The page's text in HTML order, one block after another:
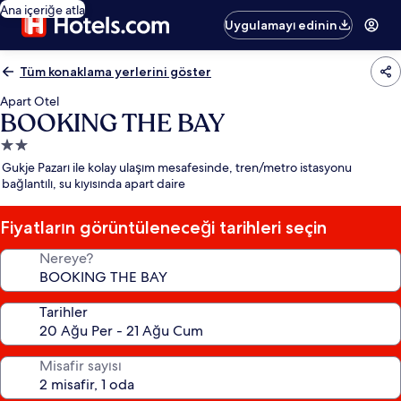
Ana içeriğe atla
Uygulamayı edinin
Tüm konaklama yerlerini göster
Apart Otel
BOOKING THE BAY
2.0
yıldızlı
konaklama
yeri
Gukje Pazarı ile kolay ulaşım mesafesinde, tren/metro istasyonu
bağlantılı, su kıyısında apart daire
Fiyatların görüntüleneceği tarihleri seçin
Nereye?
Tarihler
Misafir sayısı